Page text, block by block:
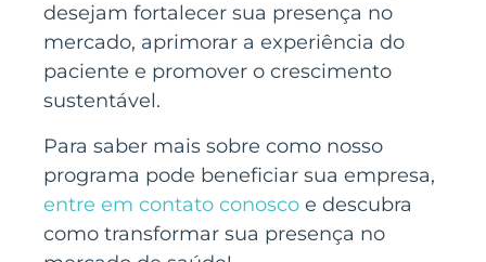
desejam fortalecer sua presença no
mercado, aprimorar a experiência do
paciente e promover o crescimento
sustentável.
Para saber mais sobre como nosso
programa pode beneficiar sua empresa,
entre em contato conosco e descubra
como transformar sua presença no